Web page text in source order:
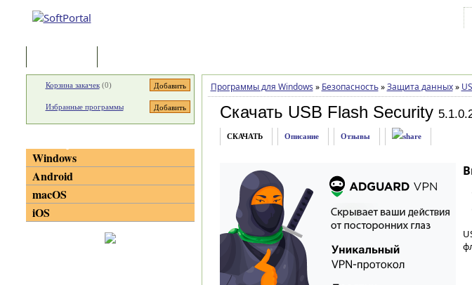
Программы для Windows » Безопасность » Защита данных »
Скачать USB Flash Security
СКАЧАТЬ Описание Отзывы
Корзина закачек(0)
Избранные программы
Windows
Android
macOS
iOS